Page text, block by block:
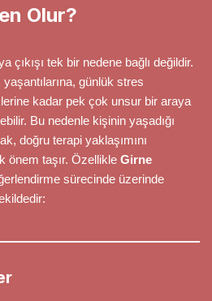
Olur?
çıkışı tek bir nedene bağlı değildir.
günlük stres
kadar pek çok unsur bir araya
Bu nedenle kişinin yaşadığı
doğru terapi yaklaşımını
önem taşır. Özellikle Girne
sürecinde üzerinde